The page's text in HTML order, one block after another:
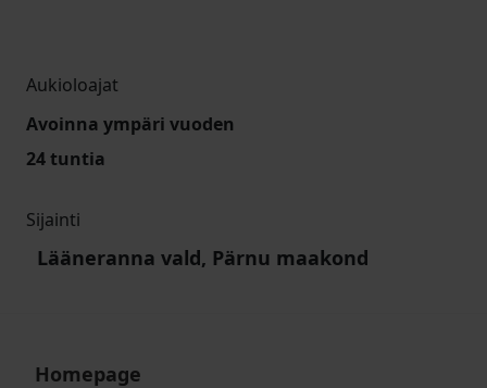
Aukioloajat
Avoinna ympäri vuoden
24 tuntia
Sijainti
Lääneranna vald, Pärnu maakond
Homepage